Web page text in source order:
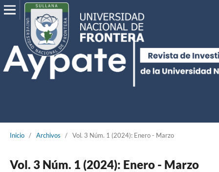
Inicio / Archivos / Vol. 3 Núm. 1 (2024): Enero - Marzo
Vol. 3 Núm. 1 (2024): Enero - Marzo